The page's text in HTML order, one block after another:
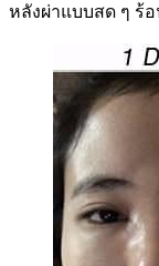
หลังผ่าแบบสด ๆ ร้